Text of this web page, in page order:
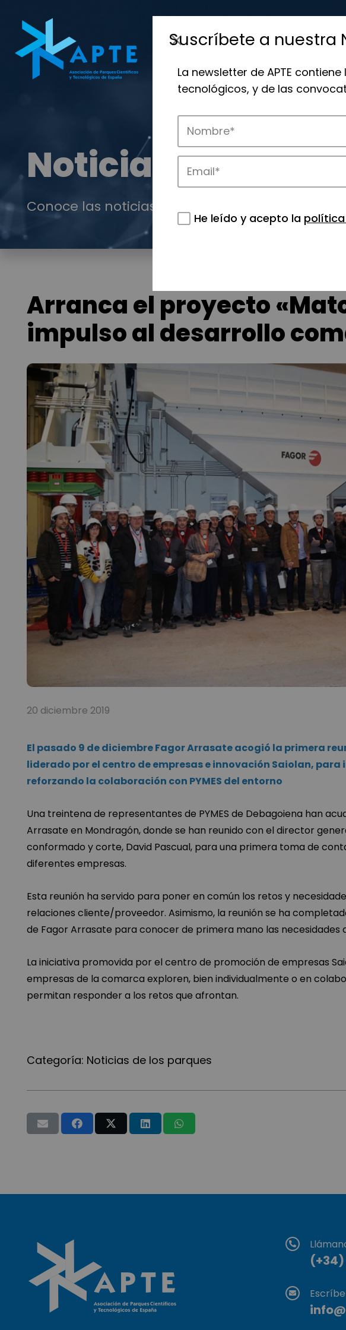
Noticias
Conoce las noticias más destacadas de APTE y
Arranca el proyecto
impulso al desarrollo
20 diciembre 2019
El pasado 9 de diciembre Fagor Arrasate acogió la primera
liderado por el centro de empresas e innovación Saiolan,
reforzando la colaboración con PYMES del entorno
Una treintena de representantes de PYMES de Debagoiena han
Arrasate en Mondragón, donde se han reunido con el director
conformado y corte, David Pascual, para una primera toma de
diferentes empresas.
Esta reunión ha servido para poner en común los retos y
relaciones cliente/proveedor. Asimismo, la reunión se ha
de Fagor Arrasate para conocer de primera mano las necesidades
La iniciativa promovida por el centro de promoción de empresas
empresas de la comarca exploren, bien individualmente o en
permitan responder a los retos que afrontan.
Categoría: Noticias de los parques
(+34)
Suscríbete a nuestra
La newsletter de APTE
tecnológicos, y de las
He leído y acepto la